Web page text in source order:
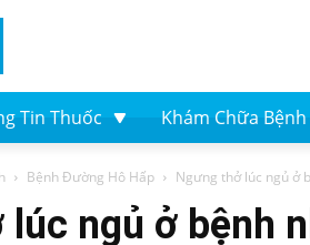
Tin Thuốc Khám Chữa Bệnh
Bệnh Đường Hô Hấp Ngưng thở lúc ngủ ở
ngủ ở bệnh